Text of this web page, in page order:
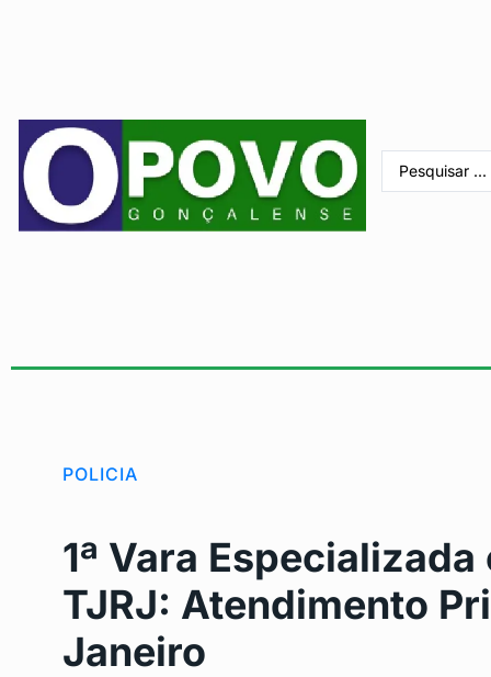
POLICIA
1ª Vara
TJRJ: Atendimento
Janeiro